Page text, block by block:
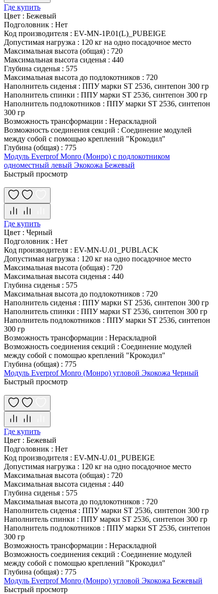
Где купить
Цвет : Бежевый
Подголовник : Нет
Код производителя : EV-MN-1P.01(L)_PUBEIGE
Допустимая нагрузка : 120 кг на одно посадочное место
Максимальная высота (общая) : 720
Максимальная высота сиденья : 440
Глубина сиденья : 575
Максимальная высота до подлокотников : 720
Наполнитель сиденья : ППУ марки ST 2536, синтепон 300 гр
Наполнитель спинки : ППУ марки ST 2536, синтепон 300 гр
Наполнитель подлокотников : ППУ марки ST 2536, синтепон
300 гр
Возможность трансформации : Нераскладной
Возможность соединения секций : Соединение модулей
между собой с помощью креплений "Крокодил"
Глубина (общая) : 775
Модуль Everprof Monro (Монро) с подлокотником
одноместный левый Экокожа Бежевый
Быстрый просмотр
Где купить
Цвет : Черный
Подголовник : Нет
Код производителя : EV-MN-U.01_PUBLACK
Допустимая нагрузка : 120 кг на одно посадочное место
Максимальная высота (общая) : 720
Максимальная высота сиденья : 440
Глубина сиденья : 575
Максимальная высота до подлокотников : 720
Наполнитель сиденья : ППУ марки ST 2536, синтепон 300 гр
Наполнитель спинки : ППУ марки ST 2536, синтепон 300 гр
Наполнитель подлокотников : ППУ марки ST 2536, синтепон
300 гр
Возможность трансформации : Нераскладной
Возможность соединения секций : Соединение модулей
между собой с помощью креплений "Крокодил"
Глубина (общая) : 775
Модуль Everprof Monro (Монро) угловой Экокожа Черный
Быстрый просмотр
Где купить
Цвет : Бежевый
Подголовник : Нет
Код производителя : EV-MN-U.01_PUBEIGE
Допустимая нагрузка : 120 кг на одно посадочное место
Максимальная высота (общая) : 720
Максимальная высота сиденья : 440
Глубина сиденья : 575
Максимальная высота до подлокотников : 720
Наполнитель сиденья : ППУ марки ST 2536, синтепон 300 гр
Наполнитель спинки : ППУ марки ST 2536, синтепон 300 гр
Наполнитель подлокотников : ППУ марки ST 2536, синтепон
300 гр
Возможность трансформации : Нераскладной
Возможность соединения секций : Соединение модулей
между собой с помощью креплений "Крокодил"
Глубина (общая) : 775
Модуль Everprof Monro (Монро) угловой Экокожа Бежевый
Быстрый просмотр